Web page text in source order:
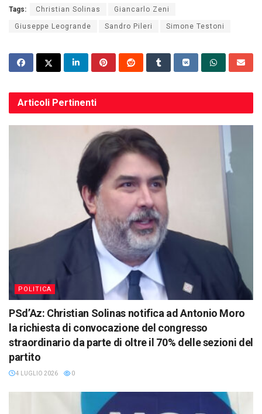
Tags: Christian Solinas Giancarlo Zeni
Giuseppe Leogrande Sandro Pileri Simone Testoni
Articoli Pertinenti
POLITICA
PSd’Az: Christian Solinas notifica ad Antonio Moro
la richiesta di convocazione del congresso
straordinario da parte di oltre il 70% delle sezioni del
partito
4 LUGLIO 2026 0